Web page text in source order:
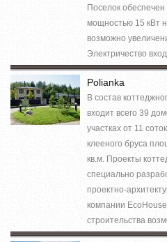
Поселок обеспечен
мощностью 15 кВт
возможно
Электричество
Polianka
В состав
входит всего 39
участках от 11
клееного бруса
кв.м. Проекты
специально
проектно-
компании
строительства